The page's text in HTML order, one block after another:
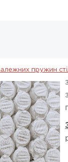
пружин